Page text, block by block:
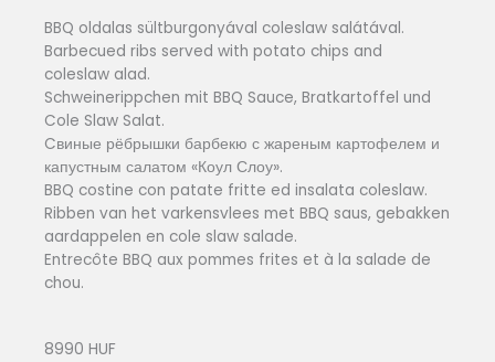
BBQ oldalas sültburgonyával coleslaw salátával.
Barbecued ribs served with potato chips and
coleslaw alad.
Schweinerippchen mit BBQ Sauce, Bratkartoffel und
Cole Slaw Salat.
Cвиные рёбрышки барбекю с жареным картофелем и
капустным салатом «Коул Слоу».
BBQ costine con patate fritte ed insalata coleslaw.
Ribben van het varkensvlees met BBQ saus, gebakken
aardappelen en cole slaw salade.
Entrecôte BBQ aux pommes frites et à la salade de
chou.
8990 HUF